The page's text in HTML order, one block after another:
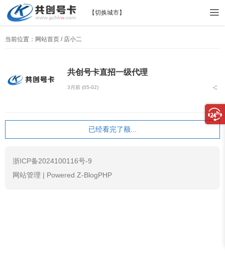
【切换城市】
当前位置： 网站首页 / 店小二
共创号卡直招一级代理
3月前 (05-02)
已经看完了额...
浙ICP备2024100116号-9
网站管理 | Powered Z-BlogPHP